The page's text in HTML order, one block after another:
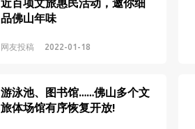
品佛山年味
网友投稿 2022-01-18
游泳池、图书馆……佛山多个文
旅体场馆有序恢复开放!